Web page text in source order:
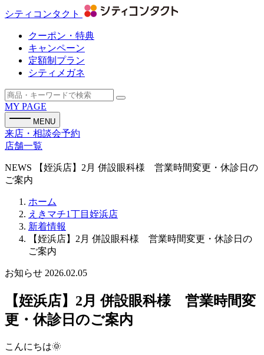
シティコンタクト
クーポン・特典
キャンペーン
定額制プラン
シティメガネ
MY PAGE
MENU
来店・相談会予約
店舗一覧
NEWS
【姪浜店】2月 併設眼科様 営業時間変更・休診日の
ご案内
ホーム
えきマチ1丁目姪浜店
新着情報
【姪浜店】2月 併設眼科様 営業時間変更・休診日の
ご案内
お知らせ 2026.02.05
【姪浜店】2月 併設眼科様 営業時間変
更・休診日のご案内
こんにちは🌞